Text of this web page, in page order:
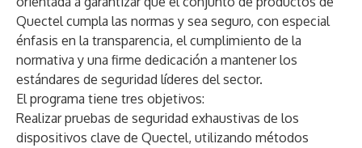
Quectel cumpla las normas y sea seguro, con especial
énfasis en la transparencia, el cumplimiento de la
normativa y una firme dedicación a mantener los
estándares de seguridad líderes del sector.
El programa tiene tres objetivos:
Realizar pruebas de seguridad exhaustivas de los
dispositivos clave de Quectel, utilizando métodos